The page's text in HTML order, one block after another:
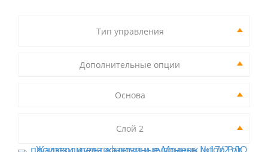
Тип управления
Дополнительные опции
Основа
Слой 2